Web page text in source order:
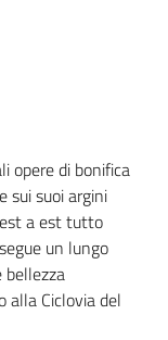
opere di bonifica
sui suoi argini
a est tutto
un lungo
alla Ciclovia del